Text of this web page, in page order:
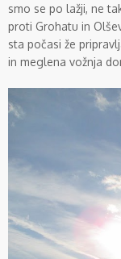
smo se po lažji, ne
proti Grohatu in
sta počasi že
in meglena vožnja